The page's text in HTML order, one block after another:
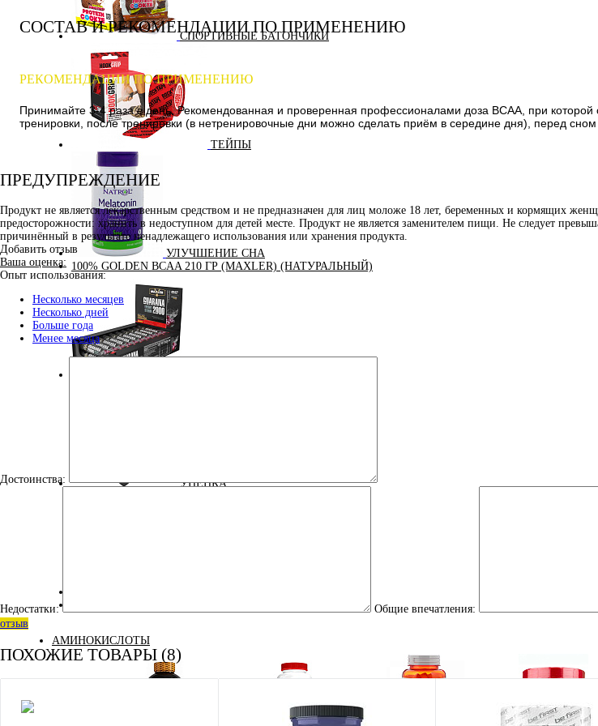
СПОРТИВНЫЕ БАТОНЧИКИ
ТЕЙПЫ
УЛУЧШЕНИЕ СНА
100% GOLDEN BCAA 210 ГР (MAXLER) (НАТУРАЛЬНЫЙ)
УЦЕНКА
АМИНОКИСЛОТЫ
СОСТАВ И РЕКОМЕНДАЦИИ ПО ПРИМЕНЕНИЮ
РЕКОМЕНДАЦИИ ПО ПРИМЕНЕНИЮ
Принимайте 3-4 раза в день. Рекомендованная и проверенная профессионалами доза BCAA, при
тренировки, после тренировки (в нетренировочные дни можно сделать приём в середине дня), перед
ПРЕДУПРЕЖДЕНИЕ
Продукт не является лекарственным средством и не предназначен для лиц моложе 18 лет, беременных и кормящих
предосторожности: хранить в недоступном для детей месте. Продукт не является заменителем пищи. Не следует
причинённый в результате ненадлежащего использования или хранения продукта.
Добавить отзыв
Ваша оценка:
Опыт использования:
Несколько месяцев
Несколько дней
Больше года
Менее месяца
Достоинства:
Недостатки: Общие впечатления:
отзыв
ПОХОЖИЕ ТОВАРЫ (8)